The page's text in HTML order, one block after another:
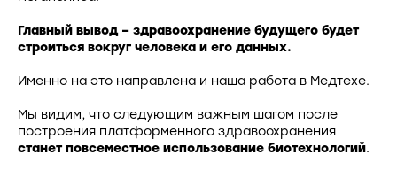
Главный вывод – здравоохранение будущего будет
строиться вокруг человека и его данных.
Именно на это направлена и наша работа в Медтехе.
Мы видим, что следующим важным шагом после
построения платформенного здравоохранения
станет повсеместное использование биотехнологий.